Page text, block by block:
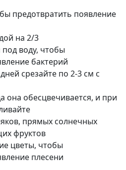
предотвратить появление
на 2/3
под воду, чтобы
бактерий
срезайте по 2-3 см с
она обесцвечивается, и при
прямых солнечных
фруктов
цветы, чтобы
плесени